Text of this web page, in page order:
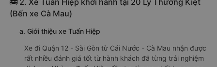
🚌 2. Xe Tuấn Hiệp khởi hành tại 20 Lý Thường Kiệt
(Bến xe Cà Mau)
a. Giới thiệu xe Tuấn Hiệp
Xe đi Quận 12 - Sài Gòn từ Cái Nước - Cà Mau nhận được
rất nhiều đánh giá tốt từ hành khách đã từng trải nghiệm